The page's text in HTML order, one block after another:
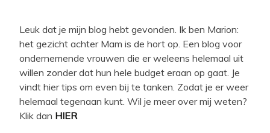
Leuk dat je mijn blog hebt gevonden. Ik ben Marion:
het gezicht achter Mam is de hort op. Een blog voor
ondernemende vrouwen die er weleens helemaal uit
willen zonder dat hun hele budget eraan op gaat. Je
vindt hier tips om even bij te tanken. Zodat je er weer
helemaal tegenaan kunt. Wil je meer over mij weten?
Klik dan HIER